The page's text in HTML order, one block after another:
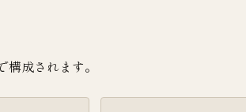
成されます。